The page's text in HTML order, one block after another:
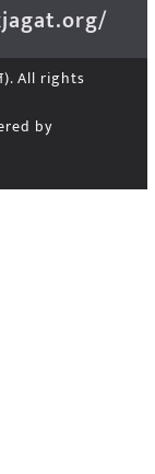
. All rights
by